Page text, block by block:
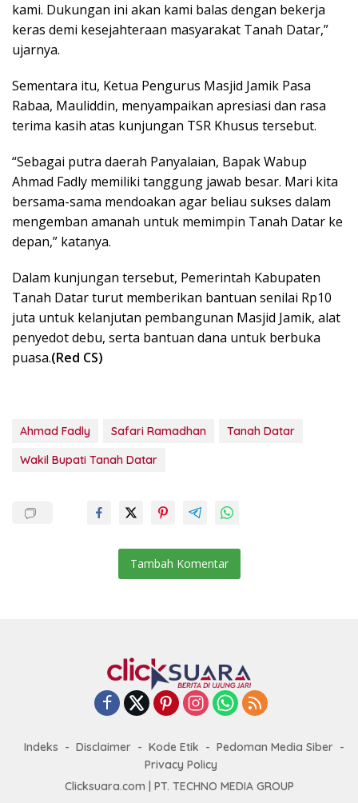
kami. Dukungan ini akan kami balas dengan bekerja
keras demi kesejahteraan masyarakat Tanah Datar,”
ujarnya.
Sementara itu, Ketua Pengurus Masjid Jamik Pasa
Rabaa, Mauliddin, menyampaikan apresiasi dan rasa
terima kasih atas kunjungan TSR Khusus tersebut.
“Sebagai putra daerah Panyalaian, Bapak Wabup
Ahmad Fadly memiliki tanggung jawab besar. Mari kita
bersama-sama mendoakan agar beliau sukses dalam
mengemban amanah untuk memimpin Tanah Datar ke
depan,” katanya.
Dalam kunjungan tersebut, Pemerintah Kabupaten
Tanah Datar turut memberikan bantuan senilai Rp10
juta untuk kelanjutan pembangunan Masjid Jamik, alat
penyedot debu, serta bantuan dana untuk berbuka
puasa.(Red CS)
Ahmad Fadly Safari Ramadhan
Tanah Datar
Wakil Bupati Tanah Datar
Tambah Komentar
Indeks Disclaimer Kode Etik
Pedoman Media Siber
Privacy Policy
Clicksuara.com | PT. TECHNO MEDIA GROUP